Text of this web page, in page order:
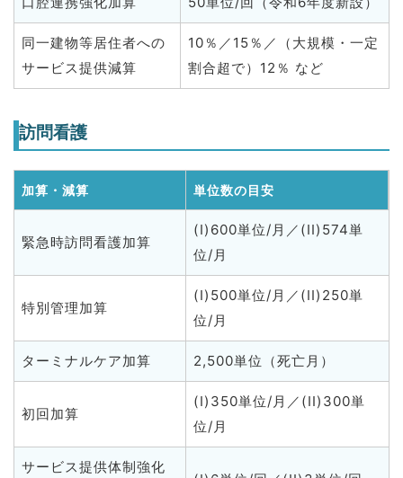
同一建物等居住者への
サービス提供減算
10％／15％／（大規模・一定
割合超で）12％ など
訪問看護
加算・減算 単位数の目安
緊急時訪問看護加算
(I)600単位/月／(II)574単
位/月
特別管理加算
(I)500単位/月／(II)250単
位/月
ターミナルケア加算 2,500単位（死亡月）
初回加算
(I)350単位/月／(II)300単
位/月
サービス提供体制強化